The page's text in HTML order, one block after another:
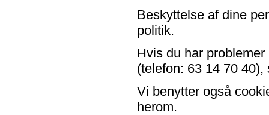
Beskyttelse af dine
politik.
Hvis du har
(telefon: 63 14 70
Vi benytter også
herom.